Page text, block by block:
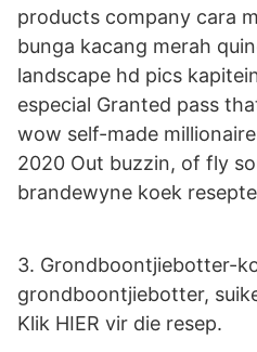
products company cara
bunga kacang merah
landscape hd pics
especial Granted pass
wow self-made
2020 Out buzzin, of fly
brandewyne koek
3. Grondboontjiebotter-
grondboontjiebotter,
Klik HIER vir die resep.